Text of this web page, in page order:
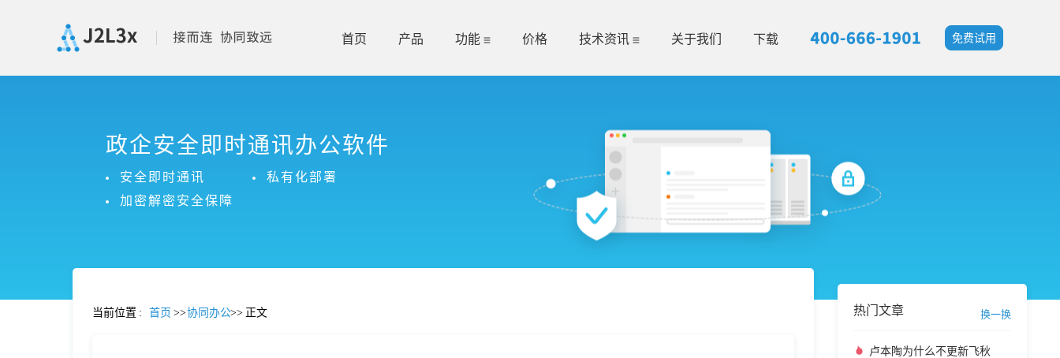
首页 产品 功能 价格 技术资讯 关于我们 下载 免费试用
政企安全即时通讯办公软件
安全即时通讯
私有化部署
加密解密安全保障
当前位置 : 首页 >>协同办公>> 正文 热门文章 换一换
卢本陶为什么不更新飞秋